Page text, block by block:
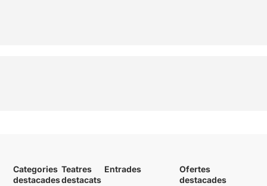
Categories
destacades
Teatres
destacats
Entrades
Ofertes
destacades